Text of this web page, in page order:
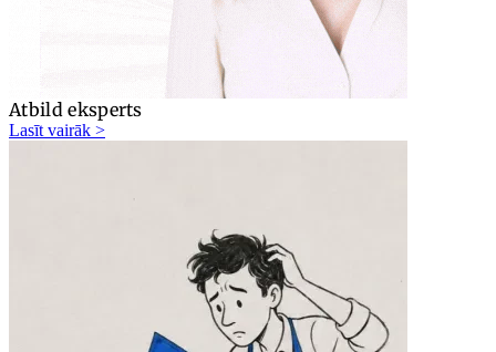
Atbild eksperts
Lasīt vairāk >